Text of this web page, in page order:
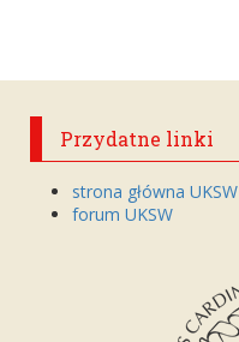
Przydatne linki
strona główna UKSW
forum UKSW